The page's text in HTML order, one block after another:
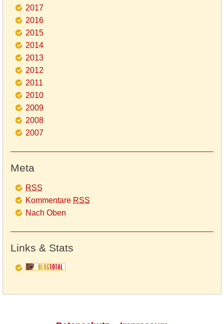
2017
2016
2015
2014
2013
2012
2011
2010
2009
2008
2007
Meta
RSS
Kommentare RSS
Nach Oben
Links & Stats